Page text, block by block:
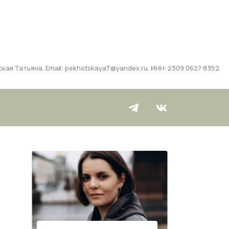
Татьяна. Email: pekhotskayaT@yandex.ru. ИНН: 2309 0627 8352.